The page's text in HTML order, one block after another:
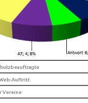
Auftritt
Vereine